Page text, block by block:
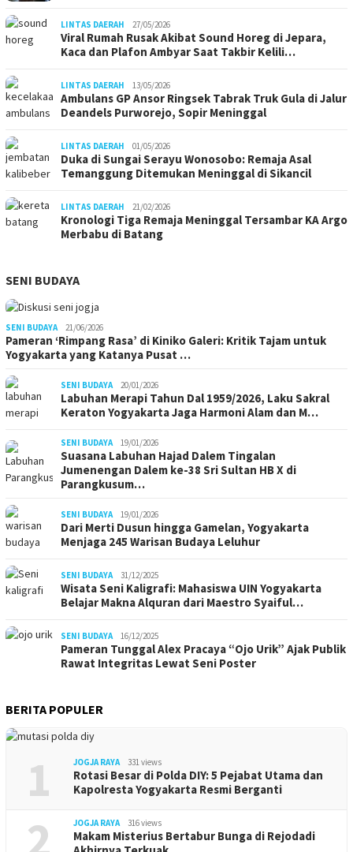
LINTAS DAERAH 27/05/2026
Viral Rumah Rusak Akibat Sound Horeg di Jepara,
Kaca dan Plafon Ambyar Saat Takbir Kelili…
LINTAS DAERAH 13/05/2026
Ambulans GP Ansor Ringsek Tabrak Truk Gula di Jalur
Deandels Purworejo, Sopir Meninggal
LINTAS DAERAH 01/05/2026
Duka di Sungai Serayu Wonosobo: Remaja Asal
Temanggung Ditemukan Meninggal di Sikancil
LINTAS DAERAH 21/02/2026
Kronologi Tiga Remaja Meninggal Tersambar KA Argo
Merbabu di Batang
SENI BUDAYA
SENI BUDAYA 21/06/2026
Pameran ‘Rimpang Rasa’ di Kiniko Galeri: Kritik Tajam untuk
Yogyakarta yang Katanya Pusat …
SENI BUDAYA 20/01/2026
Labuhan Merapi Tahun Dal 1959/2026, Laku Sakral
Keraton Yogyakarta Jaga Harmoni Alam dan M…
SENI BUDAYA 19/01/2026
Suasana Labuhan Hajad Dalem Tingalan
Jumenengan Dalem ke-38 Sri Sultan HB X di
Parangkusum…
SENI BUDAYA 19/01/2026
Dari Merti Dusun hingga Gamelan, Yogyakarta
Menjaga 245 Warisan Budaya Leluhur
SENI BUDAYA 31/12/2025
Wisata Seni Kaligrafi: Mahasiswa UIN Yogyakarta
Belajar Makna Alquran dari Maestro Syaiful…
SENI BUDAYA 16/12/2025
Pameran Tunggal Alex Pracaya “Ojo Urik” Ajak Publik
Rawat Integritas Lewat Seni Poster
BERITA POPULER
1 JOGJA RAYA 331 views
Rotasi Besar di Polda DIY: 5 Pejabat Utama dan
Kapolresta Yogyakarta Resmi Berganti
2 JOGJA RAYA 316 views
Makam Misterius Bertabur Bunga di Rejodadi